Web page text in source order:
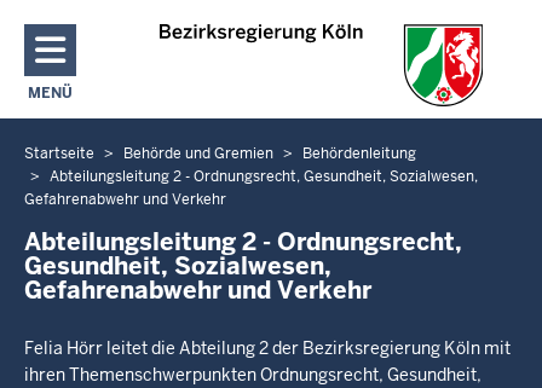
Direkt zum Inhalt
MENÜ
NAVIGATION AKTIVIEREN/DEAKTIVIEREN: HAUPTMENÜ
Sie
befinden
hier
Startseite Behörde und Gremien
Behördenleitung
Abteilungsleitung 2 - Ordnungsrecht, Gesundheit, Sozialwesen,
Gefahrenabwehr und Verkehr
Abteilungsleitung 2 - Ordnungsrecht,
Gesundheit, Sozialwesen,
Gefahrenabwehr und Verkehr
Felia Hörr leitet die Abteilung 2 der Bezirksregierung Köln mit
ihren Themenschwerpunkten Ordnungsrecht, Gesundheit,